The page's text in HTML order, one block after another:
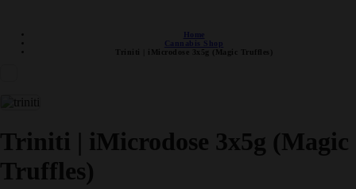
Home
Cannabis Shop
Triniti | iMicrodose 3x5g (Magic Truffles)
Triniti | iMicrodose 3x5g (Magic
Truffles)